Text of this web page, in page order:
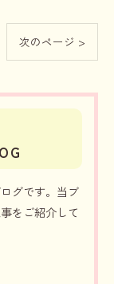
次のページ >
グです。当ブ
をご紹介して